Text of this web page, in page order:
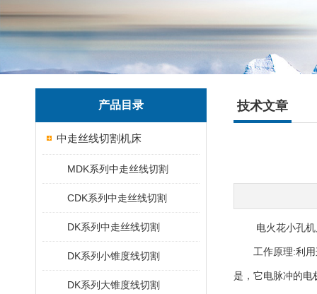
产品目录
中走丝线切割机床
MDK系列中走丝线切割
CDK系列中走丝线切割
DK系列中走丝线切割
DK系列小锥度线切割
DK系列大锥度线切割
技术文章
电火花小孔机属
工作原理:利用连
是，它电脉冲的电